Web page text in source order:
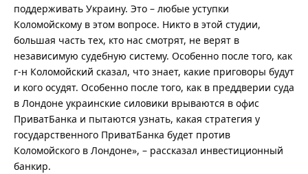
поддерживать Украину. Это – любые уступки
Коломойскому в этом вопросе. Никто в этой студии,
большая часть тех, кто нас смотрят, не верят в
независимую судебную систему. Особенно после того, как
г-н Коломойский сказал, что знает, какие приговоры будут
и кого осудят. Особенно после того, как в преддверии суда
в Лондоне украинские силовики врываются в офис
ПриватБанка и пытаются узнать, какая стратегия у
государственного ПриватБанка будет против
Коломойского в Лондоне», – рассказал инвестиционный
банкир.